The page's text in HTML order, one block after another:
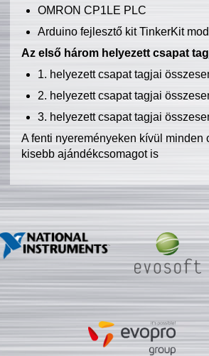
OMRON CP1LE PLC
Arduino fejlesztő kit TinkerKit
Az első három helyezett csapat
1. helyezett csapat tagjai
2. helyezett csapat tagjai
3. helyezett csapat tagjai
A fenti nyereményeken kívül
kisebb ajándékcsomagot is